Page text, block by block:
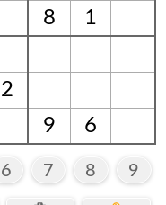
8
1
2
9 6
6 7 8 9